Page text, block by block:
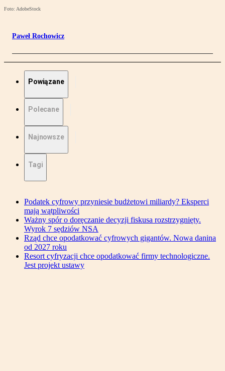
Foto: AdobeStock
Paweł Rochowicz
Powiązane
Polecane
Najnowsze
Tagi
Podatek cyfrowy przyniesie budżetowi miliardy? Eksperci
mają wątpliwości
Ważny spór o doręczanie decyzji fiskusa rozstrzygnięty.
Wyrok 7 sędziów NSA
Rząd chce opodatkować cyfrowych gigantów. Nowa danina
od 2027 roku
Resort cyfryzacji chce opodatkować firmy technologiczne.
Jest projekt ustawy